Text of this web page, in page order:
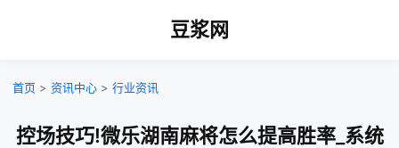
豆浆网
首页 > 资讯中心 > 行业资讯
控场技巧!微乐湖南麻将怎么提高胜率_系统